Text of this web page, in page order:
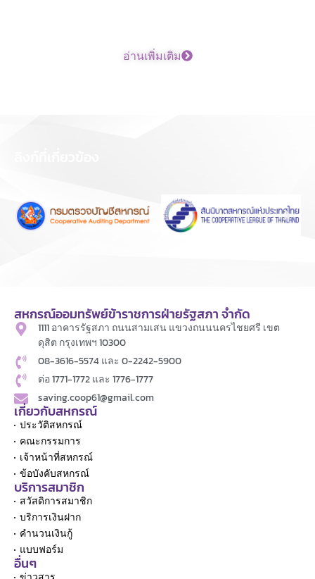
อ่านเพิ่มเติม
สหกรณ์ออมทรัพย์ข้าราชการฝ่ายรัฐสภา จำกัด
1111 อาคารรัฐสภา ถนนสามเสน แขวงถนนนครไชยศรี เขต
ดุสิต กรุงเทพฯ 10300
08-3616-5574 และ 0-2242-5900
ต่อ 1771-1772 และ 1776-1777
saving.coop61@gmail.com
เกี่ยวกับสหกรณ์
ประวัติสหกรณ์
คณะกรรมการ
เจ้าหน้าที่สหกรณ์
ข้อบังคับสหกรณ์
บริการสมาชิก
สวัสดิการสมาชิก
บริการเงินฝาก
คำนวนเงินกู้
แบบฟอร์ม
อื่นๆ